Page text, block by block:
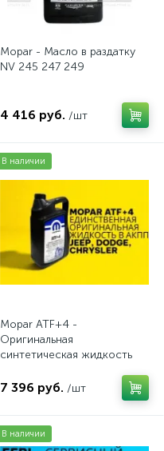
Mopar - Масло в раздатку
NV 245 247 249
4 416 руб. /шт
В наличии
Mopar ATF+4 -
Оригинальная
синтетическая жидкость
7 396 руб. /шт
В наличии